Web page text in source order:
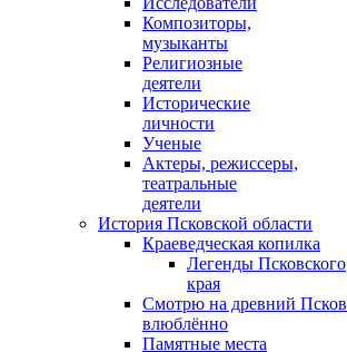
Композиторы,
музыканты
Религиозные
деятели
Исторические
личности
Ученые
Актеры, режиссеры,
театральные
деятели
История Псковской области
Краеведческая копилка
Легенды Псковского
края
Смотрю на древний Псков
влюблённо
Памятные места